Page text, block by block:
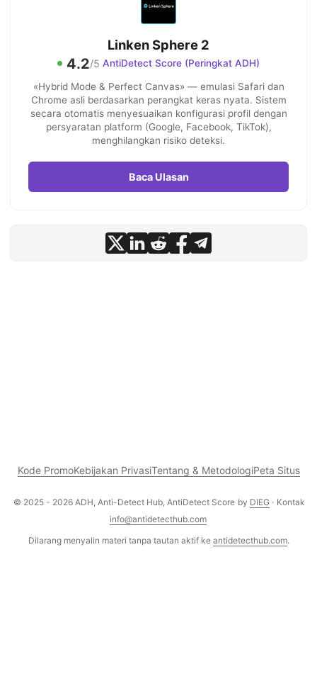
Linken Sphere 2
4.2/5 AntiDetect Score (Peringkat ADH)
«Hybrid Mode & Perfect Canvas» — emulasi Safari dan
Chrome asli berdasarkan perangkat keras nyata. Sistem
secara otomatis menyesuaikan konfigurasi profil dengan
persyaratan platform (Google, Facebook, TikTok),
menghilangkan risiko deteksi.
Baca Ulasan
Kode PromoKebijakan PrivasiTentang & MetodologiPeta Situs
© 2025 - 2026 ADH, Anti-Detect Hub, AntiDetect Score by DIEG · Kontak
info@antidetecthub.com
Dilarang menyalin materi tanpa tautan aktif ke antidetecthub.com.